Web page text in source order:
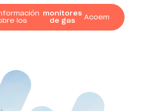
los
monitores
de gas
Acoem